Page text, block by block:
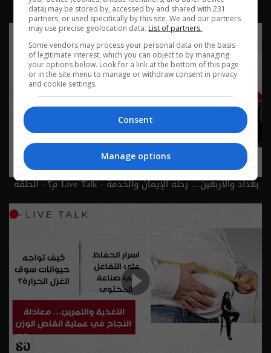
الموسم 2
بغداد والأربعين… رحلة الإيمان والخدمة - Live Talk م٢ - الحلقة
٨١ | الموسم 2
data) may be stored by, accessed by and shared with 231
partners, or used specifically by this site. We and our partners
may use precise geolocation data. List of partners.
Some vendors may process your personal data on the basis
of legitimate interest, which you can object to by managing
your options below. Look for a link at the bottom of this page
or in the site menu to manage or withdraw consent in privacy
and cookie settings.
Consent
Manage options